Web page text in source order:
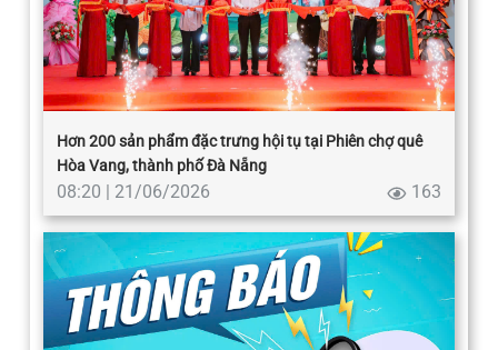
Hơn 200 sản phẩm đặc trưng hội tụ tại Phiên chợ quê
Hòa Vang, thành phố Đà Nẵng
08:20 | 21/06/2026 163